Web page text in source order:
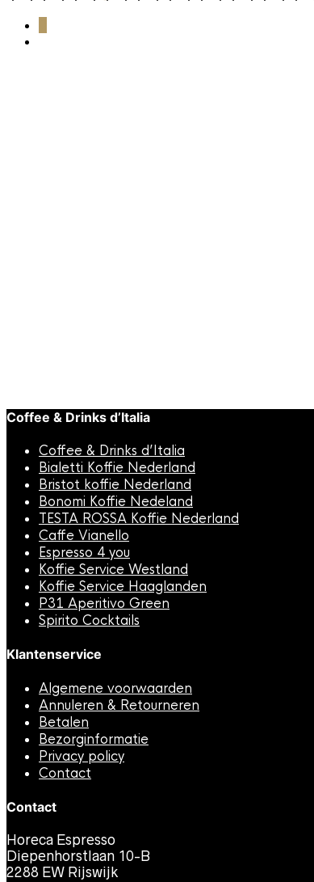
Coffee & Drinks d’Italia
Coffee & Drinks d’Italia
Bialetti Koffie Nederland
Bristot koffie Nederland
Bonomi Koffie Nedeland
TESTA ROSSA Koffie Nederland
Caffe Vianello
Espresso 4 you
Koffie Service Westland
Koffie Service Haaglanden
P31 Aperitivo Green
Spirito Cocktails
Klantenservice
Algemene voorwaarden
Annuleren & Retourneren
Betalen
Bezorginformatie
Privacy policy
Contact
Contact
Horeca Espresso
Diepenhorstlaan 10-B
2288 EW Rijswijk